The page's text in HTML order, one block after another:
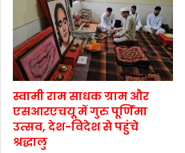
स्वामी राम साधक ग्राम और
एसआरएचयू में गुरु पूर्णिमा
उत्सव, देश-विदेश से पहुंचे
श्रद्धालु